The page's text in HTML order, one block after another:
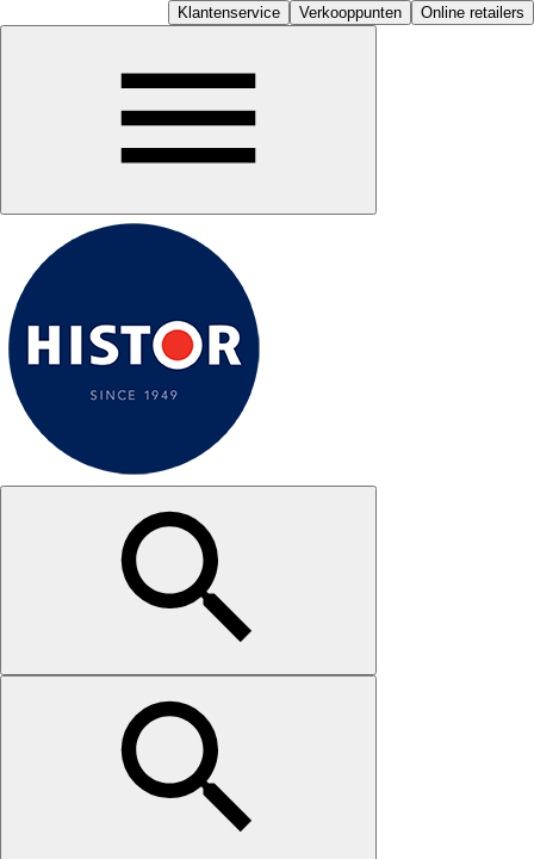
Klantenservice Verkooppunten Online retailers